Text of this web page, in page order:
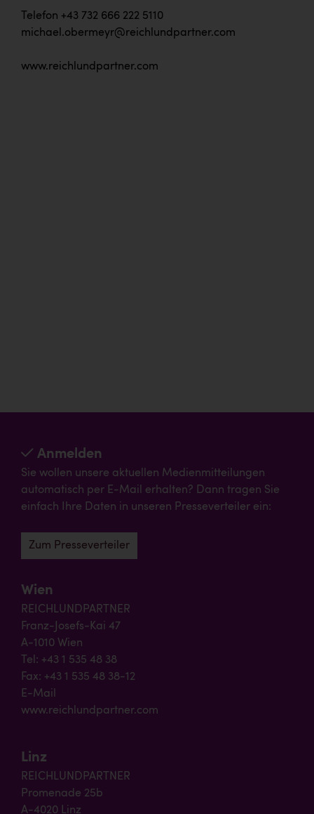
Telefon +43 732 666 222 5110
michael.obermeyr@reichlundpartner.com
www.reichlundpartner.com
Anmelden
Sie wollen unsere aktuellen Medienmitteilungen
automatisch per E-Mail erhalten? Dann tragen Sie
einfach Ihre Daten in unseren Presseverteiler ein:
Zum Presseverteiler
Wien
REICHLUNDPARTNER
Franz-Josefs-Kai 47
A-1010 Wien
Tel: +43 1 535 48 38
Fax: +43 1 535 48 38-12
E-Mail
www.reichlundpartner.com
Linz
REICHLUNDPARTNER
Promenade 25b
A-4020 Linz